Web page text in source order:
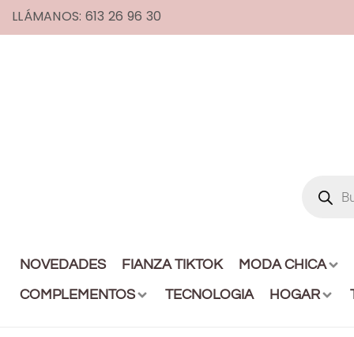
LLÁMANOS: 613 26 96 30
NOVEDADES FIANZA TIKTOK
MODA CHICA
COMPLEMENTOS
TECNOLOGIA HOGAR